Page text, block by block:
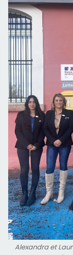
Alexandra et